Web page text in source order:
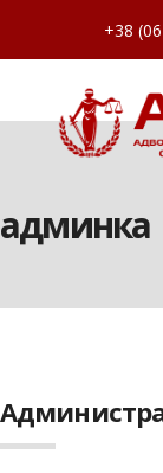
+38
админка